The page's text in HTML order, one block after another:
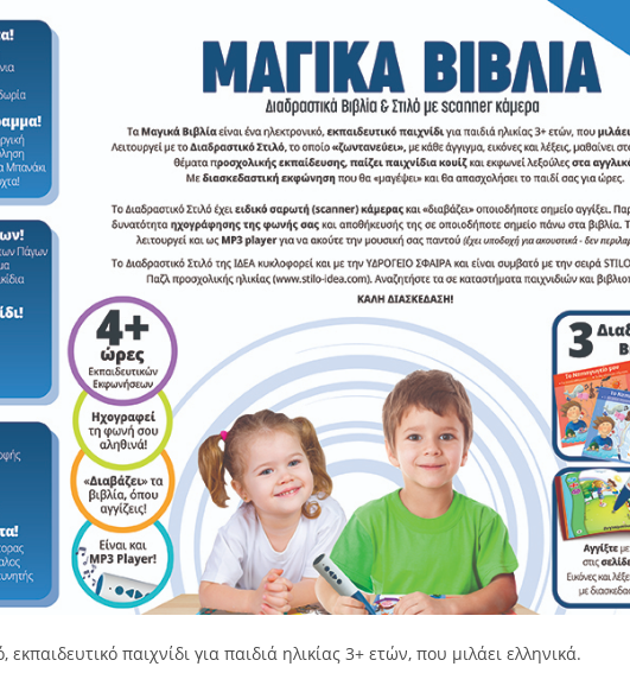
παιχνίδι για παιδιά ηλικίας 3+ ετών, που μιλάει ελληνικά.